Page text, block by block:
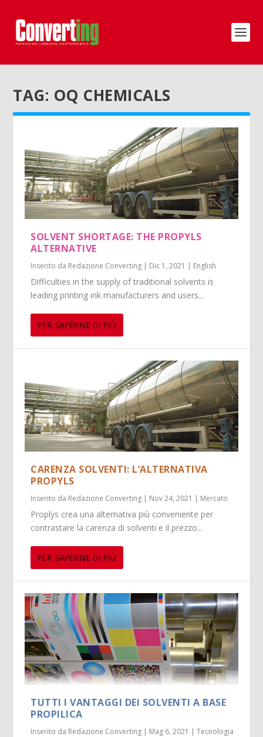
TAG: OQ CHEMICALS
SOLVENT SHORTAGE: THE PROPYLS
ALTERNATIVE
Inserito da Redazione Converting | Dic 1, 2021 | English
Difficulties in the supply of traditional solvents is
leading printing ink manufacturers and users...
PER SAPERNE DI PIÙ
CARENZA SOLVENTI: L’ALTERNATIVA
PROPYLS
Inserito da Redazione Converting | Nov 24, 2021 | Mercato
Proplys crea una alternativa più conveniente per
contrastare la carenza di solventi e il prezzo...
PER SAPERNE DI PIÙ
TUTTI I VANTAGGI DEI SOLVENTI A BASE
PROPILICA
Inserito da Redazione Converting | Mag 6, 2021 |Tecnologia